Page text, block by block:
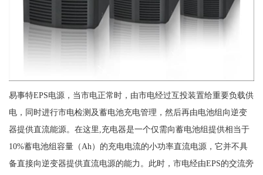
易事特EPS电源，当市电正常时，由市电经过互投装置给重要负载供
电，同时进行市电检测及蓄电池充电管理，然后再由电池组向逆变
器提供直流能源。在这里,充电器是一个仅需向蓄电池组提供相当于
10%蓄电池组容量（Ah）的充电电流的小功率直流电源，它并不具
备直接向逆变器提供直流电源的能力。此时，市电经由EPS的交流旁